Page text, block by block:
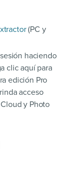
(PC y
haciendo
clic aquí para
edición Pro
acceso
y Photo